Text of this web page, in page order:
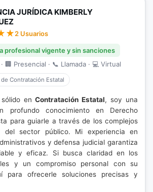
JURÍDICA KIMBERLY
2 Usuarios
profesional vigente y sin sanciones
🏢 Presencial · 📞 Llamada · 💻 Virtual
Contratación Estatal
sólido enContratación Estatal, soy una
profundo conocimiento en Derecho
para guiarle a través de los complejos
del sector público. Mi experiencia en
y defensa judicial garantiza
y eficaz. Si busca claridad en los
y un compromiso personal con su
para ofrecerle soluciones precisas y